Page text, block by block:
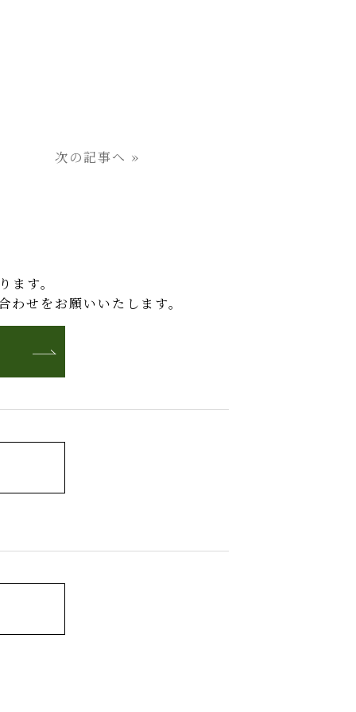
次の記事へ »
す。
せをお願いいたします。